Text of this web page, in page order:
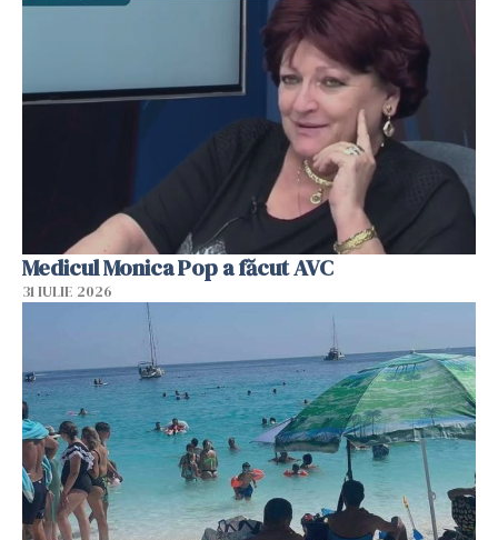
Medicul Monica Pop a făcut AVC
31 IULIE 2026